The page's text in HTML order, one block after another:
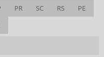
PR SC RS
PE